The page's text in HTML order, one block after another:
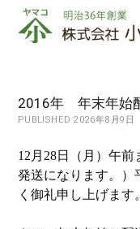
株
式
小
野
商
店
2016年 年末年始
PUBLISHED 2026年8月9日
12月28日（月）午
発送になります。）
く御礼申し上げます。